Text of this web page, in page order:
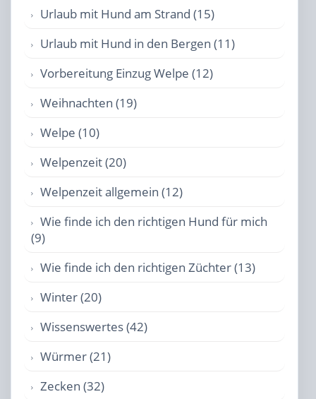
Urlaub mit Hund am Strand (15)
Urlaub mit Hund in den Bergen (11)
Vorbereitung Einzug Welpe (12)
Weihnachten (19)
Welpe (10)
Welpenzeit (20)
Welpenzeit allgemein (12)
Wie finde ich den richtigen Hund für mich
(9)
Wie finde ich den richtigen Züchter (13)
Winter (20)
Wissenswertes (42)
Würmer (21)
Zecken (32)